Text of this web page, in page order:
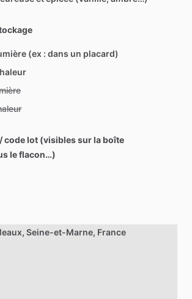
(ex : dans un placard)
code lot (visibles sur la boîte
le flacon…)